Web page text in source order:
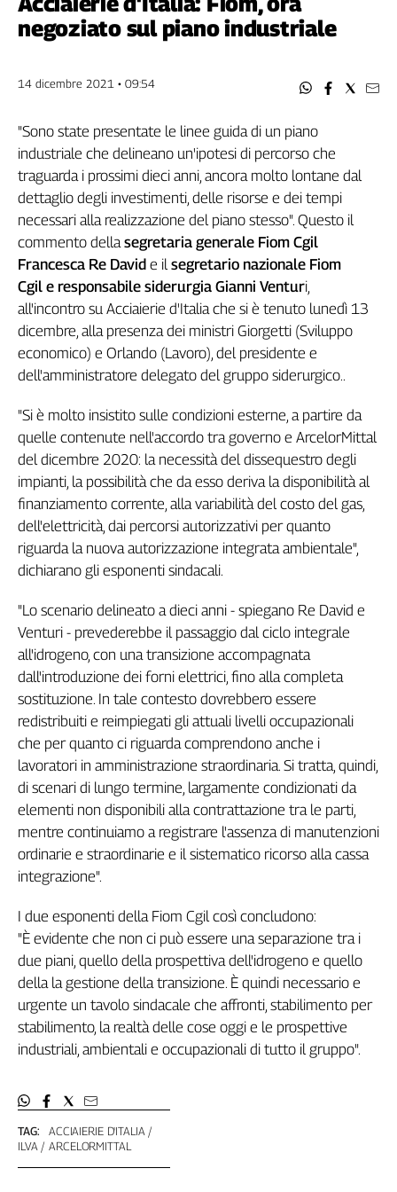
Filcams
Filctem
Filt
Fisac
Flai
Flc
Fp
Nidil
Slc
Spi
Inca
Caaf
Speciali
G8
Genova,
il
sangue
ragione
120
anni
Cgil
Collettiva
Collettiva
Play
Rubriche
Collettiva
Talk
La
settimana
Collettiva
Girasoli
Sassolino
Linea
Economica
It
Easy
Inserti
Idea
Diffusa
InFlai
trasmissioni
Work
in
negoziato sul piano industriale
14 dicembre 2021 • 09:54
TAG:
ACCIAIERIE D'ITALIA
ILVA
ARCELORMITTAL
"Sono state presentate le linee guida di un piano
industriale che delineano un'ipotesi di percorso che
traguarda i prossimi dieci anni, ancora molto lontane dal
dettaglio degli investimenti, delle risorse e dei tempi
necessari alla realizzazione del piano stesso". Questo il
commento dellasegretaria generale Fiom Cgil
Francesca Re David e ilsegretario nazionale Fiom
Cgil e responsabile siderurgia Gianni Venturi,
all'incontro su Acciaierie d'Italia che si è tenuto lunedì 13
dicembre, alla presenza dei ministri Giorgetti (Sviluppo
economico) e Orlando (Lavoro), del presidente e
dell'amministratore delegato del gruppo siderurgico..
"Si è molto insistito sulle condizioni esterne, a partire da
quelle contenute nell'accordo tra governo e ArcelorMittal
del dicembre 2020: la necessità del dissequestro degli
impianti, la possibilità che da esso deriva la disponibilità al
finanziamento corrente, alla variabilità del costo del gas,
dell'elettricità, dai percorsi autorizzativi per quanto
riguarda la nuova autorizzazione integrata ambientale",
dichiarano gli esponenti sindacali.
"Lo scenario delineato a dieci anni - spiegano Re David e
Venturi - prevederebbe il passaggio dal ciclo integrale
all'idrogeno, con una transizione accompagnata
dall'introduzione dei forni elettrici, fino alla completa
sostituzione. In tale contesto dovrebbero essere
redistribuiti e reimpiegati gli attuali livelli occupazionali
che per quanto ci riguarda comprendono anche i
lavoratori in amministrazione straordinaria. Si tratta, quindi,
di scenari di lungo termine, largamente condizionati da
elementi non disponibili alla contrattazione tra le parti,
mentre continuiamo a registrare l'assenza di manutenzioni
ordinarie e straordinarie e il sistematico ricorso alla cassa
integrazione".
I due esponenti della Fiom Cgil così concludono:
"È evidente che non ci può essere una separazione tra i
due piani, quello della prospettiva dell'idrogeno e quello
della la gestione della transizione. È quindi necessario e
urgente un tavolo sindacale che affronti, stabilimento per
stabilimento, la realtà delle cose oggi e le prospettive
industriali, ambientali e occupazionali di tutto il gruppo".